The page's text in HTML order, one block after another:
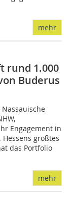
mehr
rund 1.000
Buderus
Engagement in
größtes
das Portfolio
mehr